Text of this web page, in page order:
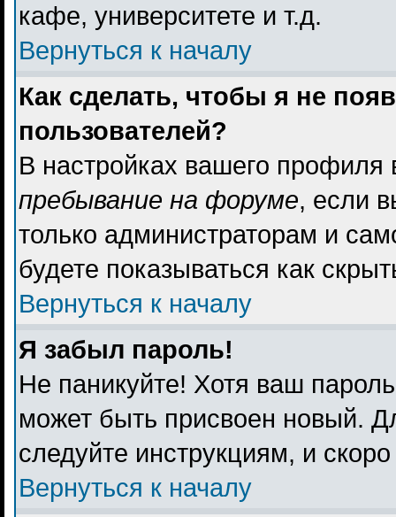
кафе, университете и т.д.
Вернуться к началу
Как сделать, чтобы я не
пользователей?
В настройках вашего
пребывание на форуме, если
только администраторам и
будете показываться как
Вернуться к началу
Я забыл пароль!
Не паникуйте! Хотя ваш
может быть присвоен новый.
следуйте инструкциям, и
Вернуться к началу